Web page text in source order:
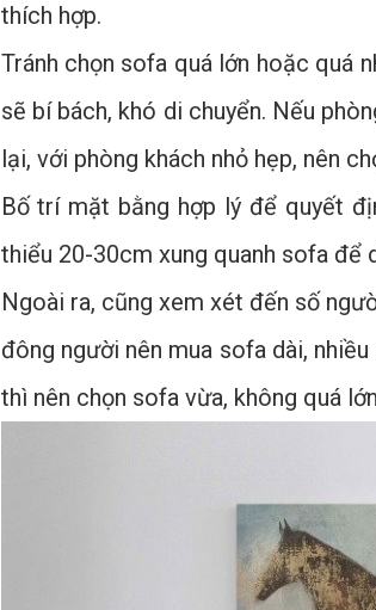
thích hợp.
Tránh chọn sofa quá lớn hoặc quá
sẽ bí bách, khó di chuyển. Nếu
lại, với phòng khách nhỏ hẹp, nên
Bố trí mặt bằng hợp lý để quyết
thiểu 20-30cm xung quanh sofa để
Ngoài ra, cũng xem xét đến số
đông người nên mua sofa dài,
thì nên chọn sofa vừa, không quá